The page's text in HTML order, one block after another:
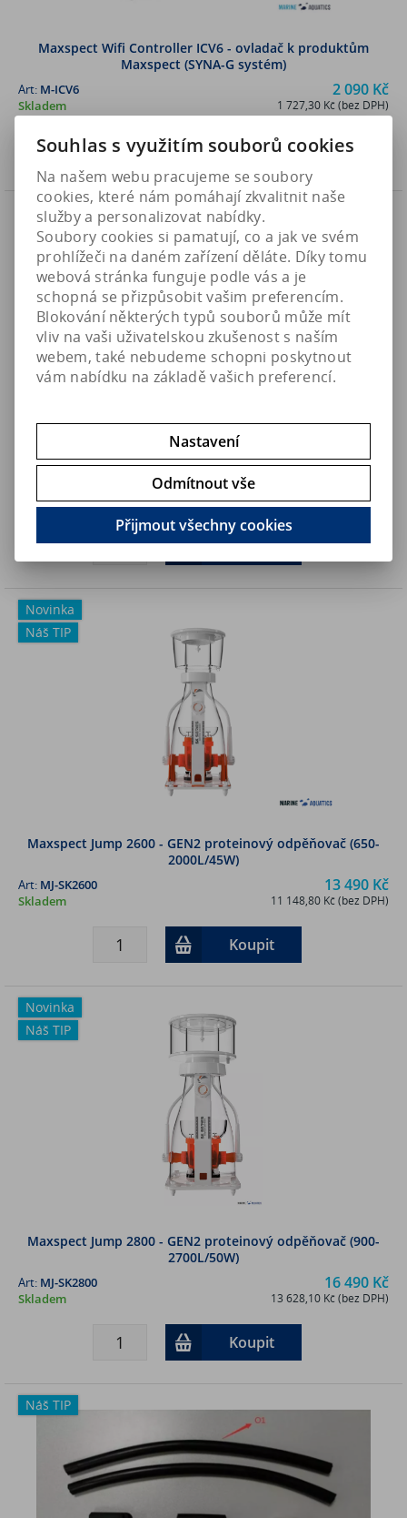
Maxspect Wifi Controller ICV6 - ovladač k produktům
Maxspect (SYNA-G systém)
2 090 Kč
1 727,30 Kč (bez DPH)
Art: M-ICV6
Skladem
Koupit
Novinka
Náš TIP
Maxspect Jump 2200 - GEN2 proteinový odpěňovač (260-
650L/15W)
6 190,10 Kč (bez DPH)
Skladem
Koupit
Novinka
Náš TIP
Maxspect Jump 2600 - GEN2 proteinový odpěňovač (650-
2000L/45W)
13 490 Kč
11 148,80 Kč (bez DPH)
Art: MJ-SK2600
Skladem
Koupit
Novinka
Náš TIP
Maxspect Jump 2800 - GEN2 proteinový odpěňovač (900-
2700L/50W)
16 490 Kč
13 628,10 Kč (bez DPH)
Art: MJ-SK2800
Skladem
Koupit
Náš TIP
Souhlas s využitím souborů cookies
Na našem webu pracujeme se soubory
cookies, které nám pomáhají zkvalitnit naše
služby a personalizovat nabídky.
Soubory cookies si pamatují, co a jak ve svém
prohlížeči na daném zařízení děláte. Díky tomu
webová stránka funguje podle vás a je
schopná se přizpůsobit vašim preferencím.
Blokování některých typů souborů může mít
vliv na vaši uživatelskou zkušenost s naším
webem, také nebudeme schopni poskytnout
vám nabídku na základě vašich preferencí.
Nastavení
Odmítnout vše
Přijmout všechny cookies